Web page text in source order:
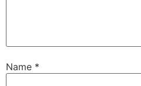
Name *